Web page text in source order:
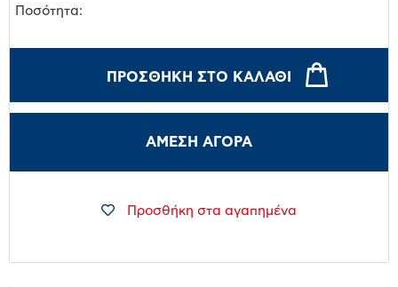
Ποσότητα:
ΠΡΟΣΘΉΚΗ ΣΤΟ ΚΑΛΆΘΙ
ΑΜΕΣΗ ΑΓΟΡΑ
Προσθήκη στα αγαπημένα